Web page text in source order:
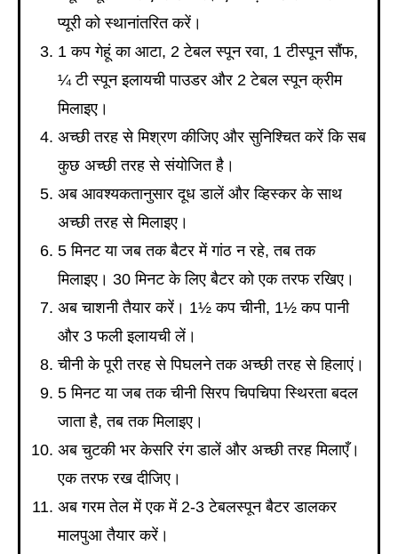
प्यूरी को स्थानांतरित करें।
1 कप गेहूं का आटा, 2 टेबल स्पून रवा, 1 टीस्पून सौंफ,
¼ टी स्पून इलायची पाउडर और 2 टेबल स्पून क्रीम
मिलाइए।
अच्छी तरह से मिश्रण कीजिए और सुनिश्चित करें कि सब
कुछ अच्छी तरह से संयोजित है।
अब आवश्यकतानुसार दूध डालें और व्हिस्कर के साथ
अच्छी तरह से मिलाइए।
5 मिनट या जब तक बैटर में गांठ न रहे, तब तक
मिलाइए। 30 मिनट के लिए बैटर को एक तरफ रखिए।
अब चाशनी तैयार करें। 1½ कप चीनी, 1½ कप पानी
और 3 फली इलायची लें।
चीनी के पूरी तरह से पिघलने तक अच्छी तरह से हिलाएं।
5 मिनट या जब तक चीनी सिरप चिपचिपा स्थिरता बदल
जाता है, तब तक मिलाइए।
अब चुटकी भर केसरि रंग डालें और अच्छी तरह मिलाएँ।
एक तरफ रख दीजिए।
अब गरम तेल में एक में 2-3 टेबलस्पून बैटर डालकर
मालपुआ तैयार करें।